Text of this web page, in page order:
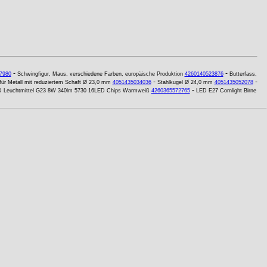
- Schwingfigur, Maus, verschiedene Farben, europäische Produktion 4260140523876- Butterfass,
Metall mit reduziertem Schaft Ø 23,0 mm 4051435034036- Stahlkugel Ø 24,0 mm 4051435052078-
Leuchtmittel G23 8W 340lm 5730 16LED Chips Warmweiß 4260365572765- LED E27 Cornlight Birne